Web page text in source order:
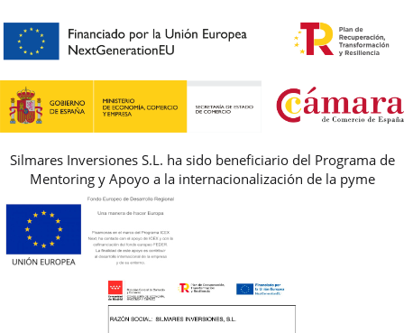
AVISO LEGAL, PRIVACIDAD Y COOKIES
REBAJAS
PREGUNTAS FRECUENTES
Silmares Inversiones S.L. ha sido beneficiario del Programa de
Mentoring y Apoyo a la internacionalización de la pyme